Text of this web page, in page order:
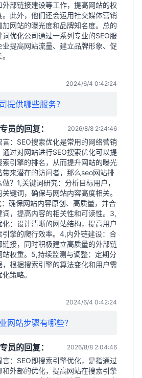
外部链接建设等工作，提高网站的权
。此外，他们还会运用社交媒体营销
加网站的曝光度和品牌知名度。总的
词优化公司通过一系列专业的SEO服
业提高网站流量、建立品牌形象、促
2024/6/4 0:42:24
提供哪些服务？
员的回复： 2026/8/8 2:24:46
言：SEO搜索优化是常用的网络营销
通过对网站进行SEO搜索优化可以提
索引擎的排名，从而提升网站的曝光
带来潜在的访问者，那么seo网站排
？1,关键词研究：分析目标用户，
键词，确保与网站内容高度相关。
确保网站内容原创、高质量，并合
词，提高内容的相关性和可读性。3,
化：设计清晰的网站结构，提高用户
引擎的爬行效率。4,内外链建设：合
链接，同时积极建立高质量的外部链
站权重。5,持续监测与调整：定期分
，根据搜索引擎的算法变化和用户需
策略。
2024/6/4 0:42:24
网站步骤有哪些？
员的回复： 2026/8/8 2:04:46
言：SEO即搜索引擎优化，是指通过
和外部的优化，提高网站在搜索引擎